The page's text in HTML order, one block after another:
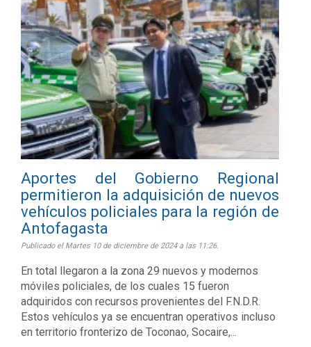
Aportes del Gobierno Regional
permitieron la adquisición de nuevos
vehículos policiales para la región de
Antofagasta
Publicado el Martes 10 de diciembre de 2024 a las 11:26.
En total llegaron a la zona 29 nuevos y modernos
móviles policiales, de los cuales 15 fueron
adquiridos con recursos provenientes del F.N.D.R.
Estos vehículos ya se encuentran operativos incluso
en territorio fronterizo de Toconao, Socaire,...